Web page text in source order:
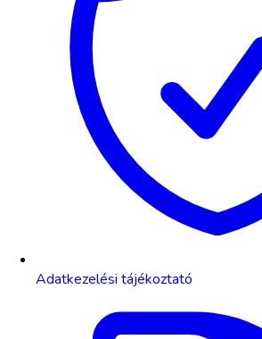
Adatkezelési tájékoztató